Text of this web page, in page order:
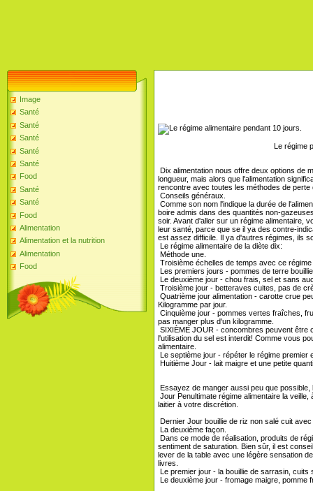
Image
Santé
Santé
Santé
Santé
Santé
Food
Santé
Santé
Food
Alimentation
Alimentation et la nutrition
Alimentation
Food
Le régime
Dix alimentation nous offre deux options de
longueur, mais alors que l'alimentation
rencontre avec toutes les méthodes de perte
Conseils généraux.
Comme son nom l'indique la durée de
boire admis dans des quantités non-
soir. Avant d'aller sur un régime alimentaire,
leur santé, parce que se il ya des contre-
est assez difficile. Il ya d'autres régimes, ils
Le régime alimentaire de la diète dix:
Méthode une.
Troisième échelles de temps avec ce
Les premiers jours - pommes de terre
Le deuxième jour - chou frais, sel et sans
Troisième jour - betteraves cuites, pas de
Quatrième jour alimentation - carotte crue
Kilogramme par jour.
Cinquième jour - pommes vertes fraîches,
pas manger plus d'un kilogramme.
SIXIÈME JOUR - concombres peuvent être
l'utilisation du sel est interdit! Comme vous
alimentaire.
Le septième jour - répéter le régime premier
Huitième Jour - lait maigre et une petite
Essayez de manger aussi peu que
Jour Penultimate régime alimentaire la
laitier à votre discrétion.
Dernier Jour bouillie de riz non salé cuit
La deuxième façon.
Dans ce mode de réalisation, produits de
sentiment de saturation. Bien sûr, il est
lever de la table avec une légère sensation
livres.
Le premier jour - la bouillie de sarrasin, cuits
Le deuxième jour - fromage maigre, pomme